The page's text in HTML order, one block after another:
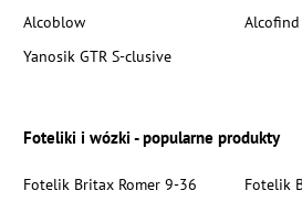
Alcoblow
Yanosik GTR S-clusive
Foteliki i wózki - popularne produkty
Fotelik Britax Romer 9-36
Fotelik